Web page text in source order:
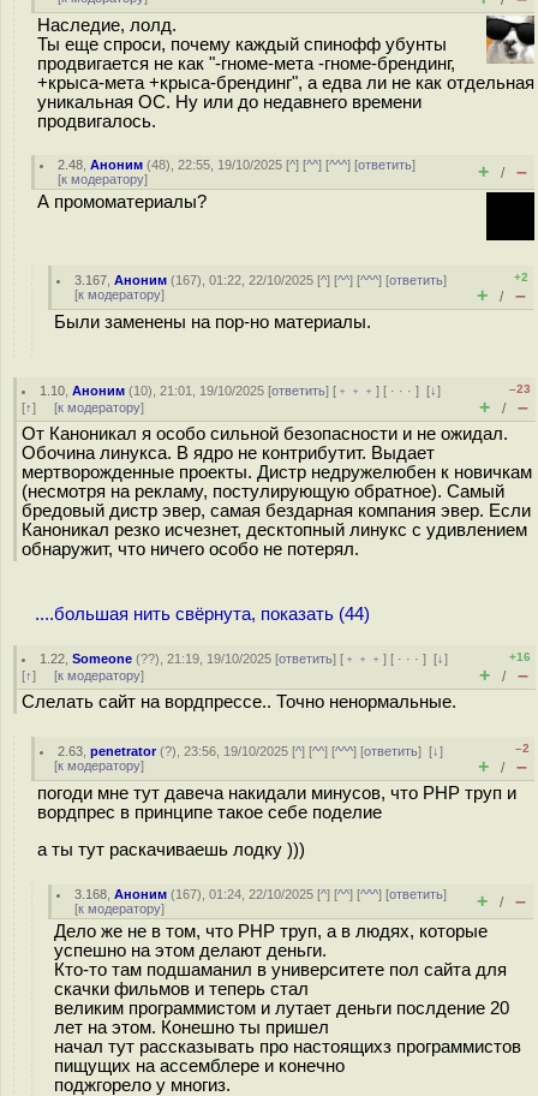
Наследие, лолд.
Ты еще спроси, почему каждый спинофф убунты
продвигается не как "-гноме-мета -гноме-брендинг,
+крыса-мета +крыса-брендинг", а едва ли не как отдельная
уникальная ОС. Ну или до недавнего времени
продвигалось.
2.48 ,Аноним (48), 22:55, 19/10/2025 [^] [^^] [^^^] [ответить]
[к модератору] + / –
А промоматериалы?
3.167 ,Аноним (167), 01:22, 22/10/2025 [^] [^^] [^^^] [ответить]
[к модератору]
+2
+ / –
Были заменены на пор-но материалы.
1.10 ,Аноним (10), 21:01, 19/10/2025 [ответить] [ ﹢﹢﹢] [ · · ·][↓]
[↑] [к модератору]
–23
+ / –
От Каноникал я особо сильной безопасности и не ожидал.
Обочина линукса. В ядро не контрибутит. Выдает
мертворожденные проекты. Дистр недружелюбен к новичкам
(несмотря на рекламу, постулирующую обратное). Самый
бредовый дистр эвер, самая бездарная компания эвер. Если
Каноникал резко исчезнет, десктопный линукс с удивлением
обнаружит, что ничего особо не потерял.
....большая нить свёрнута, показать (44)
1.22 ,Someone (??), 21:19, 19/10/2025 [ответить] [ ﹢﹢﹢] [ · · ·][↓]
[↑] [к модератору]
+16
+ / –
Слелать сайт на вордпрессе.. Точно ненормальные.
2.63 ,penetrator(?), 23:56, 19/10/2025 [^] [^^] [^^^] [ответить][↓]
[к модератору]
–2
+ / –
погоди мне тут давеча накидали минусов, что PHP труп и
вордпрес в принципе такое себе поделие
а ты тут раскачиваешь лодку )))
3.168 ,Аноним (167), 01:24, 22/10/2025 [^] [^^] [^^^] [ответить]
[к модератору] + / –
Дело же не в том, что PHP труп, а в людях, которые
успешно на этом делают деньги.
Кто-то там подшаманил в университете пол сайта для
скачки фильмов и теперь стал
великим программистом и лутает деньги послдение 20
лет на этом. Конешно ты пришел
начал тут рассказывать про настоящихз программистов
пищущих на ассемблере и конечно
поджгорело у многиз.